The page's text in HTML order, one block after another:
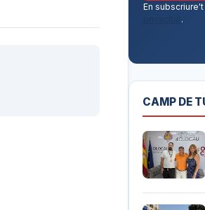
En
.
CAMP DE